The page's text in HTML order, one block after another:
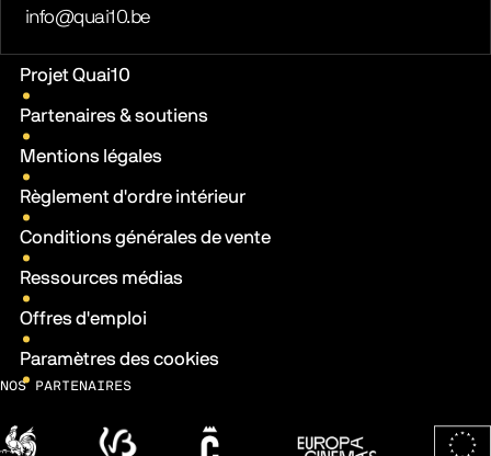
E-mail
info@quai10.be
Liens pratiques
Projet Quai10
Partenaires & soutiens
Mentions légales
Règlement d'ordre intérieur
Conditions générales de vente
Ressources médias
Offres d'emploi
Paramètres des cookies
NOS PARTENAIRES
Wallonie Fédération Wallonie-Bruxelles
Ville de CharleroiEuropa Cinemas